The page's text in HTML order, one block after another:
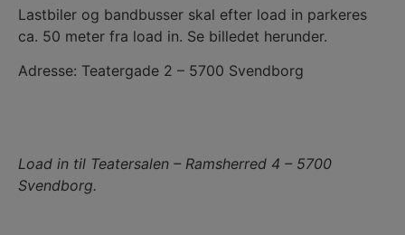
Lastbiler og bandbusser skal efter load in parkeres
ca. 50 meter fra load in. Se billedet herunder.
Adresse: Teatergade 2 – 5700 Svendborg
Load in til Teatersalen – Ramsherred 4 – 5700
Svendborg.